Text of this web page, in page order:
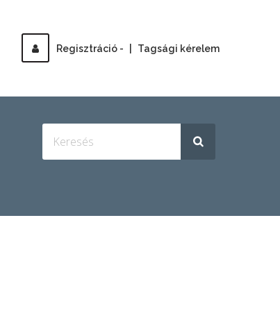
Regisztráció - Tagsági kérelem